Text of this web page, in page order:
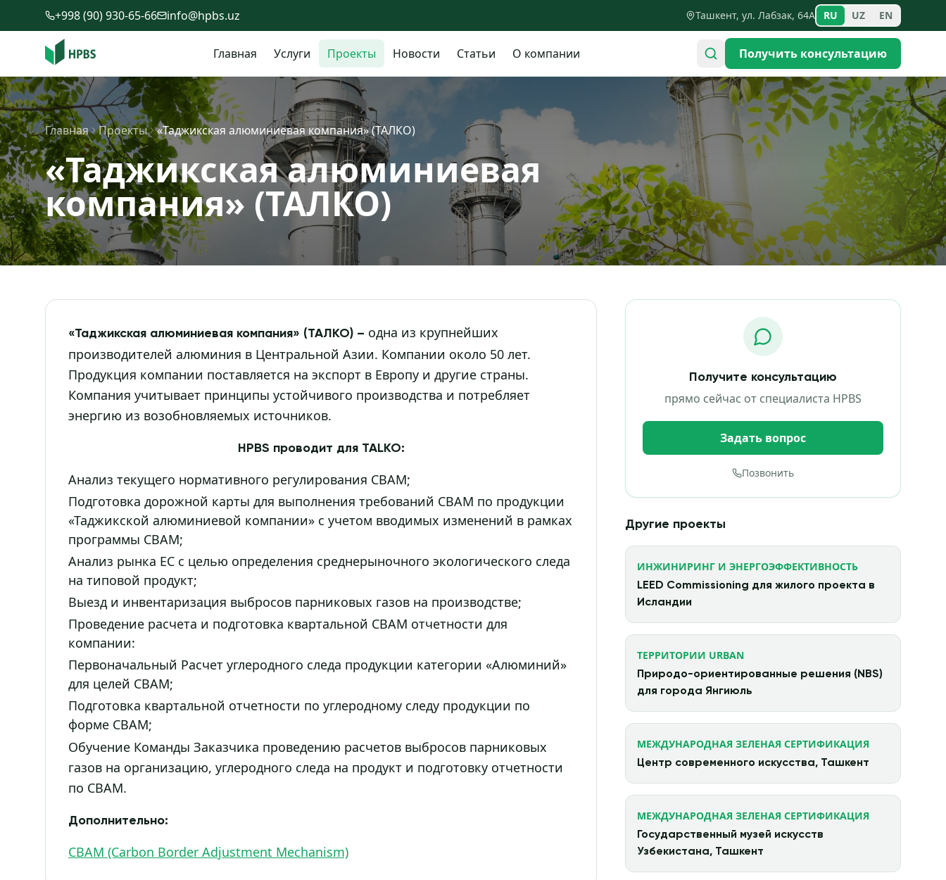
Перейти к содержимому
+998 (90) 930-65-66 info@hpbs.uz Ташкент, ул. Лабзак, 64А RU UZ EN
Главная Услуги Проекты Новости Статьи О компании Получить консультацию
Главная Проекты «Таджикская алюминиевая компания» (ТАЛКО)
«Таджикская алюминиевая
компания» (ТАЛКО)
«Таджикская алюминиевая компания» (ТАЛКО) – одна из крупнейших
производителей алюминия в Центральной Азии. Компании около 50 лет.
Продукция компании поставляется на экспорт в Европу и другие страны.
Компания учитывает принципы устойчивого производства и потребляет
энергию из возобновляемых источников.
HPBS проводит для TALKO:
Анализ текущего нормативного регулирования СВАМ;
Подготовка дорожной карты для выполнения требований СВАМ по продукции
«Таджикской алюминиевой компании» с учетом вводимых изменений в рамках
программы CBAM;
Анализ рынка ЕС с целью определения среднерыночного экологического следа
на типовой продукт;
Выезд и инвентаризация выбросов парниковых газов на производстве;
Проведение расчета и подготовка квартальной СВАМ отчетности для
компании:
Первоначальный Расчет углеродного следа продукции категории «Алюминий»
для целей CBAM;
Подготовка квартальной отчетности по углеродному следу продукции по
форме CBAM;
Обучение Команды Заказчика проведению расчетов выбросов парниковых
газов на организацию, углеродного следа на продукт и подготовку отчетности
по CBAM.
Дополнительно:
CBAM (Carbon Border Adjustment Mechanism)
Получите консультацию
прямо сейчас от специалиста HPBS
Задать вопрос
Позвонить
Другие проекты
ИНЖИНИРИНГ И ЭНЕРГОЭФФЕКТИВНОСТЬ
LEED Commissioning для жилого проекта в
Исландии
ТЕРРИТОРИИ URBAN
Природо-ориентированные решения (NBS)
для города Янгиюль
МЕЖДУНАРОДНАЯ ЗЕЛЕНАЯ СЕРТИФИКАЦИЯ
Центр современного искусства, Ташкент
МЕЖДУНАРОДНАЯ ЗЕЛЕНАЯ СЕРТИФИКАЦИЯ
Государственный музей искусств
Узбекистана, Ташкент